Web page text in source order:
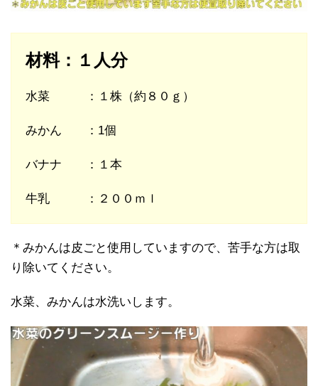
材料：１人分
水菜 ：１株（約８０ｇ）
みかん ：1個
バナナ ：１本
牛乳 ：２００ｍｌ
＊みかんは皮ごと使用していますので、苦手な方は取
り除いてください。
水菜、みかんは水洗いします。